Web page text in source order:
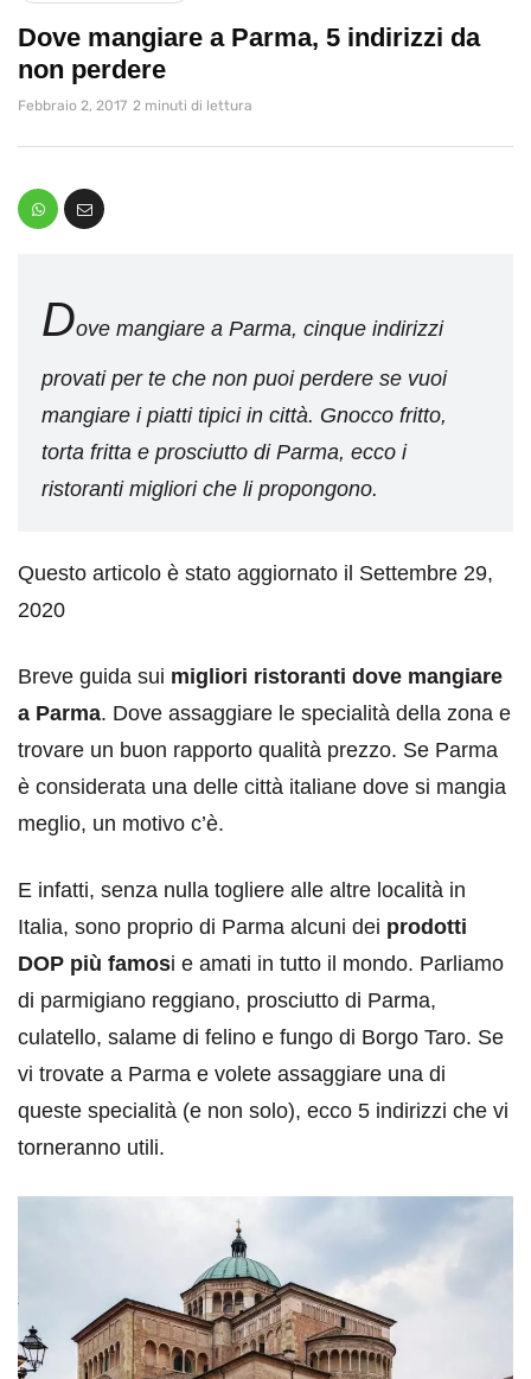
Dove mangiare a Parma, 5 indirizzi da
non perdere
Febbraio 2, 2017 2 minuti di lettura
Dove mangiare a Parma, cinque indirizzi
provati per te che non puoi perdere se vuoi
mangiare i piatti tipici in città. Gnocco fritto,
torta fritta e prosciutto di Parma, ecco i
ristoranti migliori che li propongono.
Questo articolo è stato aggiornato il Settembre 29,
2020
Breve guida sui migliori ristoranti dove mangiare
a Parma. Dove assaggiare le specialità della zona e
trovare un buon rapporto qualità prezzo. Se Parma
è considerata una delle città italiane dove si mangia
meglio, un motivo c’è.
E infatti, senza nulla togliere alle altre località in
Italia, sono proprio di Parma alcuni dei prodotti
DOP più famosi e amati in tutto il mondo. Parliamo
di parmigiano reggiano, prosciutto di Parma,
culatello, salame di felino e fungo di Borgo Taro. Se
vi trovate a Parma e volete assaggiare una di
queste specialità (e non solo), ecco 5 indirizzi che vi
torneranno utili.